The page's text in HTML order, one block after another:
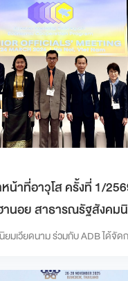
หน้าที่อาวุโส ครั้งที่ 1/
นอย สาธารณรัฐสังคม
มเวียดนาม ร่วมกับ ADB ได้จัด